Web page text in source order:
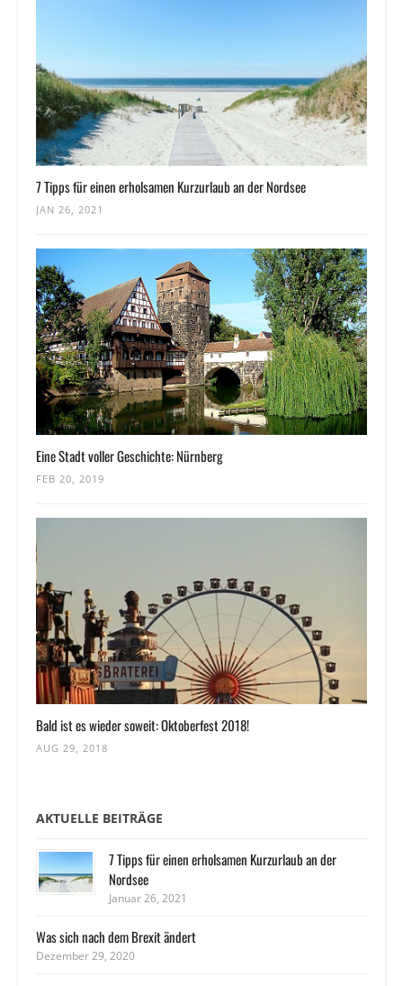
7 Tipps für einen erholsamen Kurzurlaub an der Nordsee
JAN 26, 2021
Eine Stadt voller Geschichte: Nürnberg
FEB 20, 2019
Bald ist es wieder soweit: Oktoberfest 2018!
AUG 29, 2018
AKTUELLE BEITRÄGE
7 Tipps für einen erholsamen Kurzurlaub an der
Nordsee
Januar 26, 2021
Was sich nach dem Brexit ändert
Dezember 29, 2020